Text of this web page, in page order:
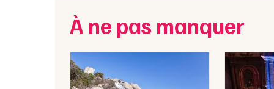
À ne pas manquer